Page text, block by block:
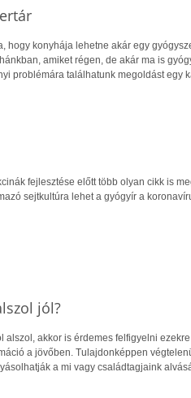
hogy konyhája lehetne akár egy
amiket régen, de akár ma is
problémára találhatunk megoldást egy
fejlesztése előtt több olyan cikk is
sejtkultúra lehet a gyógyír a
jól?
alszol, akkor is érdemes felfigyelni
a jövőben. Tulajdonképpen
a mi vagy családtagjaink